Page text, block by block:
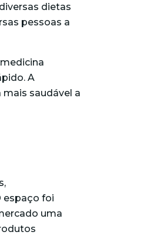
dietas
pessoas a
A
saudável a
espaço foi
uma